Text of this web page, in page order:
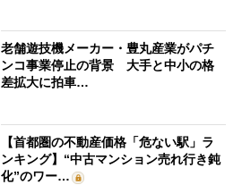
老舗遊技機メーカー・豊丸産業がパチ
ンコ事業停止の背景 大手と中小の格
差拡大に拍車…
【首都圏の不動産価格「危ない駅」ラ
ンキング】“中古マンション売れ行き鈍
化”のワー…